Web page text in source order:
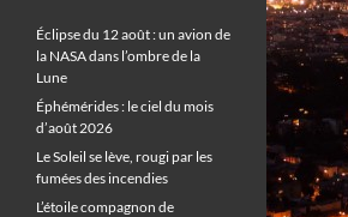
Éclipse du 12 août : un avion de
la NASA dans l’ombre de la
Lune
Éphémérides : le ciel du mois
d’août 2026
Le Soleil se lève, rougi par les
fumées des incendies
L’étoile compagnon de